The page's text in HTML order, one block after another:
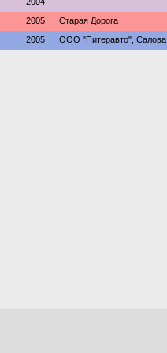
2005 Старая Дорога
2005 ООО "Питеравто", Салова